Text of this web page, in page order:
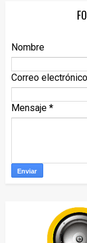
Nombre
Correo electrónico
Mensaje *